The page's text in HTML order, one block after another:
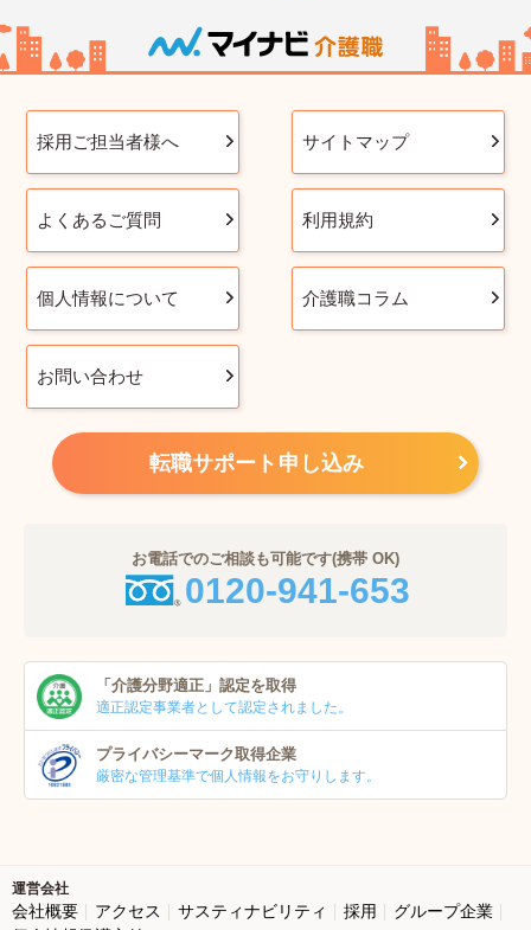
採用ご担当者様へ サイトマップ
よくあるご質問 利用規約
個人情報について 介護職コラム
お問い合わせ
転職サポート申し込み
お電話でのご相談も可能です(携帯 OK)
0120-941-653
「介護分野適正」 認定を取得
適正認定事業者として認定されました。
プライバシーマーク取得企業
厳密な管理基準で個人情報をお守りします。
運営会社
会社概要 アクセス サスティナビリティ 採用
グループ企業